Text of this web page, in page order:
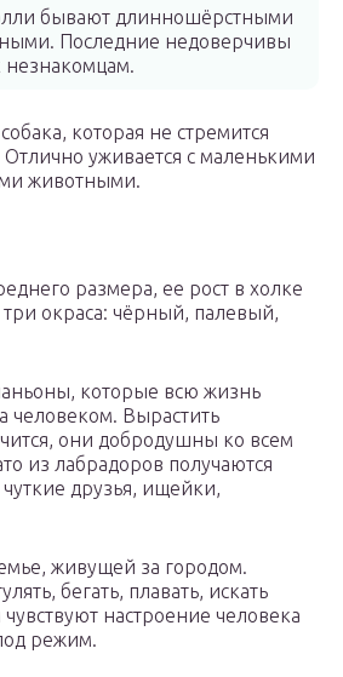
бывают длинношёрстными
Последние недоверчивы
которая не стремится
уживается с маленькими
животными.
размера, ее рост в холке
три окраса: чёрный, палевый,
которые всю жизнь
человеком. Вырастить
они добродушны ко всем
из лабрадоров получаются
друзья, ищейки,
живущей за городом.
бегать, плавать, искать
настроение человека
режим.